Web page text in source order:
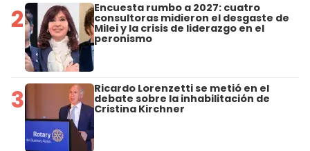
2 Encuesta rumbo a 2027: cuatro
consultoras midieron el desgaste de
Milei y la crisis de liderazgo en el
peronismo
3 Ricardo Lorenzetti se metió en el
debate sobre la inhabilitación de
Cristina Kirchner